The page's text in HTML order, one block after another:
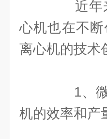
近年来
心机也在不
离心机的技术
1、微
机的效率和产